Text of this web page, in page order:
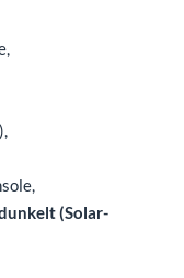
(Solar-